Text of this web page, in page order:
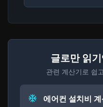
글로만 읽
관련 계산기로 쉽
에어컨 설치비 계